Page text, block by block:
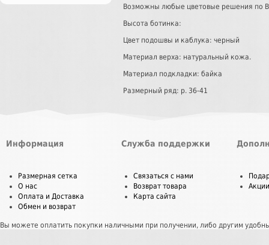
Возможны любые цветовые решения по
Высота ботинка:
Цвет подошвы и каблука: черный
Материал верха: натуральный кожа.
Материал подкладки: байка
Размерный ряд: р. 36-41
Информация
Размерная сетка
О нас
Оплата и Доставка
Обмен и возврат
Служба поддержки
Связаться с нами
Возврат товара
Карта сайта
Акции
Вы можете оплатить покупки наличными при получении, либо другим